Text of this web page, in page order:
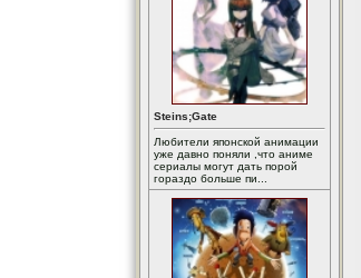
Steins;Gate
Любители японской анимации
уже давно поняли ,что аниме
сериалы могут дать порой
гораздо больше пи...